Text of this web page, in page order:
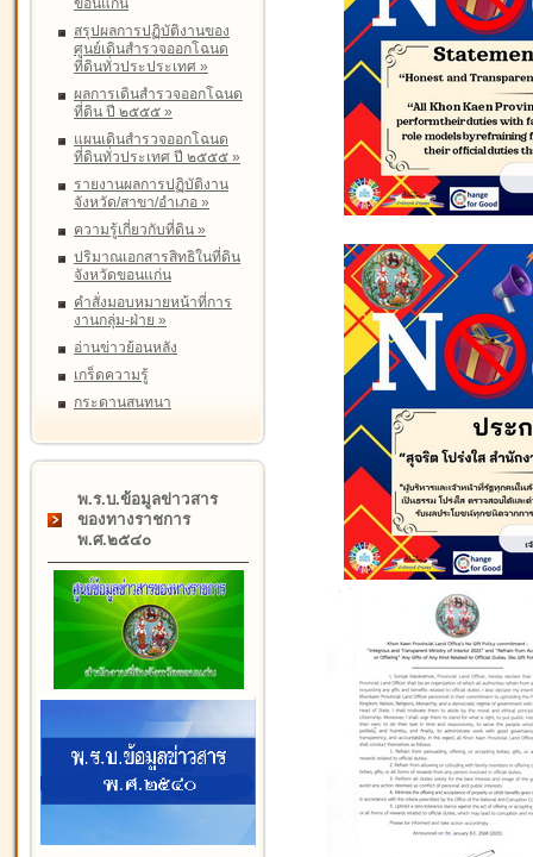
ขอนแก่น
สรุปผลการปฏิบัติงานของ
ศูนย์เดินสำรวจออกโฉนด
ที่ดินทั่วประประเทศ »
ผลการเดินสำรวจออกโฉนด
ที่ดิน ปี ๒๕๕๕ »
แผนเดินสำรวจออกโฉนด
ที่ดินทั่วประเทศ ปี ๒๕๕๕ »
รายงานผลการปฏิบัติงาน
จังหวัด/สาขา/อำเภอ »
ความรู้เกี่ยวกับที่ดิน »
ปริมาณเอกสารสิทธิในที่ดิน
จังหวัดขอนแก่น
คำสั่งมอบหมายหน้าที่การ
งานกลุ่ม-ฝ่าย »
อ่านข่าวย้อนหลัง
เกร็ดความรู้
กระดานสนทนา
พ.ร.บ.ข้อมูลข่าวสาร
ของทางราชการ
พ.ศ.๒๕๔๐